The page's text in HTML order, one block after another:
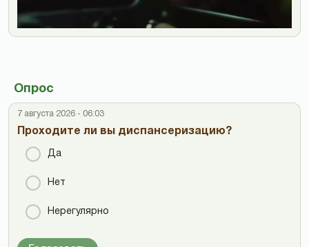
Опрос
7 августа 2026 - 06:03
Проходите ли вы диспансеризацию?
Да
Нет
Нерегулярно